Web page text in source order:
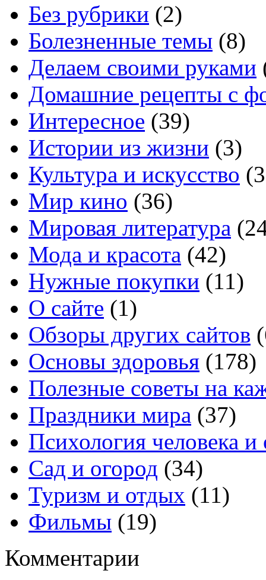
Без рубрики (2)
Болезненные темы (8)
Делаем своими руками
Домашние рецепты с
Интересное (39)
Истории из жизни (3)
Культура и искусство
Мир кино (36)
Мировая литература
Мода и красота (42)
Нужные покупки (11)
О сайте (1)
Обзоры других сайтов
Основы здоровья (178)
Полезные советы на
Праздники мира (37)
Психология человека
Сад и огород (34)
Туризм и отдых (11)
Фильмы (19)
Комментарии